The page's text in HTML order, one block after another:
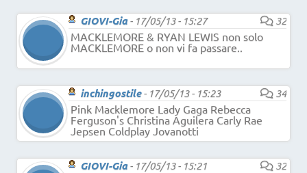
GIOVI-Gia- 17/05/13 - 15:27
32
MACKLEMORE & RYAN LEWIS non solo
MACKLEMORE o non vi fa passare..
inchingostile- 17/05/13 - 15:23
34
Pink Macklemore Lady Gaga Rebecca
Ferguson's Christina Aguilera Carly Rae
Jepsen Coldplay Jovanotti
GIOVI-Gia- 17/05/13 - 15:21
32